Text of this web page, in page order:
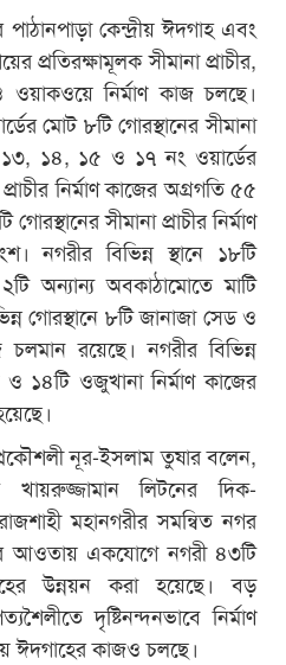
কেন্দ্রীয় ঈদগাহ এবং
প্রতিরক্ষামূলক সীমানা প্রাচীর,
ওয়াকওয়ে নির্মাণ কাজ চলছে।
মোট ৮টি গোরস্থানের সীমানা
১৩, ১৪, ১৫ ও ১৭ নং ওয়ার্ডের
নির্মাণ কাজের অগ্রগতি ৫৫
সীমানা প্রাচীর নির্মাণ
নগরীর বিভিন্ন স্থানে ১৮টি
অন্যান্য অবকাঠামোতে মাটি
গোরস্থানে ৮টি জানাজা সেড ও
রয়েছে। নগরীর বিভিন্ন
ও ১৪টি ওজুখানা নির্মাণ কাজের
নূর-ইসলাম তুষার বলেন,
লিটনের দিক-
মহানগরীর সমন্বিত নগর
আওতায় একযোগে নগরী ৪৩টি
উন্নয়ন করা হয়েছে। বড়
দৃষ্টিনন্দনভাবে নির্মাণ
ঈদগাহের কাজও চলছে।